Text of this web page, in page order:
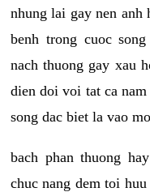
nhung lai gay nen anh
benh trong cuoc
nach thuong gay xau
dien doi voi tat ca
song dac biet la vao
bach phan thuong
chuc nang dem toi